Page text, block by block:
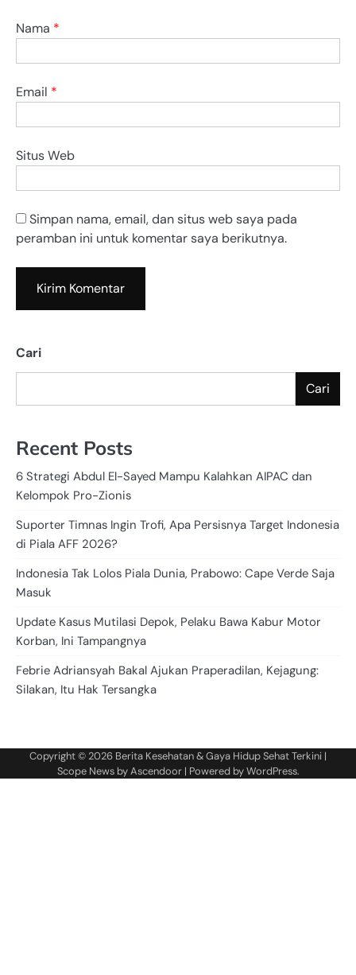
Nama *
Email *
Situs Web
Simpan nama, email, dan situs web saya pada
peramban ini untuk komentar saya berikutnya.
Cari
Cari
Recent Posts
6 Strategi Abdul El-Sayed Mampu Kalahkan AIPAC dan
Kelompok Pro-Zionis
Suporter Timnas Ingin Trofi, Apa Persisnya Target Indonesia
di Piala AFF 2026?
Indonesia Tak Lolos Piala Dunia, Prabowo: Cape Verde Saja
Masuk
Update Kasus Mutilasi Depok, Pelaku Bawa Kabur Motor
Korban, Ini Tampangnya
Febrie Adriansyah Bakal Ajukan Praperadilan, Kejagung:
Silakan, Itu Hak Tersangka
Copyright © 2026 Berita Kesehatan & Gaya Hidup Sehat Terkini |
Scope News byAscendoor| Powered byWordPress.